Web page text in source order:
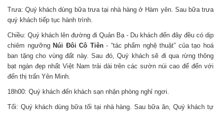
Trưa: Quý khách dùng bữa trưa tại nhà hàng ở Hàm yên. Sau bữa trưa
quý khách tiếp tục hành trình.
Chiều: Quý khách lên đường đi Quản Bạ - Du khách đến đây đều có dịp
chiêm ngưỡng Núi Đôi Cô Tiên- “tác phẩm nghệ thuật” của tạo hoá
ban tặng cho vùng đất này. Sau đó, Quý khách sẽ đi qua rừng thông
bạt ngàn đẹp nhất Việt Nam trải dài trên các sườn núi cao để đến với
đến thị trấn Yên Minh.
18h00: Quý khách đến khách sạn nhận phòng nghỉ ngơi.
Tối: Quý khách dùng bữa tối tại nhà hàng. Sau bữa ăn, Quý khách tự